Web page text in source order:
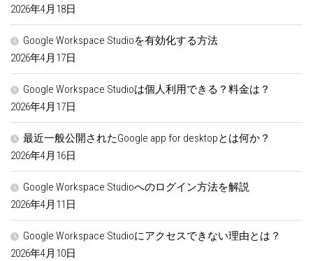
2026年4月18日
Google Workspace Studioを有効化する方法
2026年4月17日
Google Workspace Studioは個人利用できる？料金は？
2026年4月17日
最近一般公開されたGoogle app for desktopとは何か？
2026年4月16日
Google Workspace Studioへのログイン方法を解説
2026年4月11日
Google Workspace Studioにアクセスできない理由とは？
2026年4月10日